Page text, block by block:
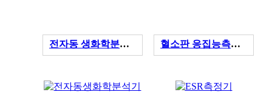
전자동 생화학분석기 혈소판 응집능측정기